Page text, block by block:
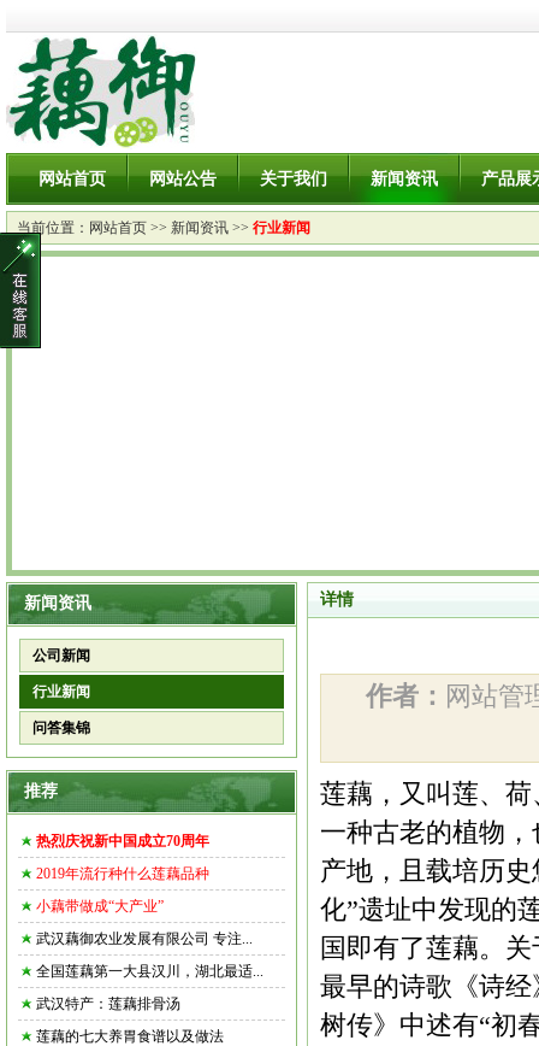
网站首页 网站公告 关于我们 新闻资讯 产品展
当前位置： 网站首页 >> 新闻资讯 >> 行业新闻
新闻资讯
公司新闻
行业新闻
问答集锦
推荐
热烈庆祝新中国成立70周年
2019年流行种什么莲藕品种
小藕带做成“大产业”
武汉藕御农业发展有限公司 专注...
全国莲藕第一大县汉川，湖北最适...
武汉特产：莲藕排骨汤
莲藕的七大养胃食谱以及做法
详情
作者： 网站
莲藕，又叫莲、
一种古老的植物
产地，且载培历
化”遗址中发现的
国即有了莲藕。
最早的诗歌《诗经
树传》中述有“初